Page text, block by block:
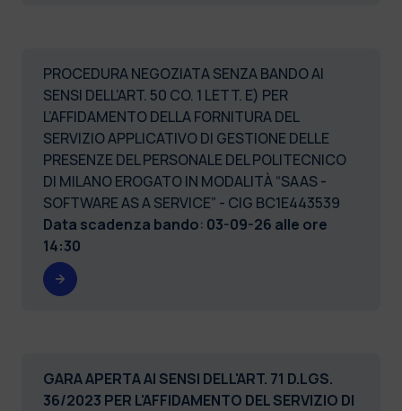
PROCEDURA NEGOZIATA SENZA BANDO AI
SENSI DELL’ART. 50 CO. 1 LETT. E) PER
L’AFFIDAMENTO DELLA FORNITURA DEL
SERVIZIO APPLICATIVO DI GESTIONE DELLE
PRESENZE DEL PERSONALE DEL POLITECNICO
DI MILANO EROGATO IN MODALITÀ “SAAS -
SOFTWARE AS A SERVICE” - CIG BC1E443539
Data scadenza bando: 03-09-26 alle ore
14:30
GARA APERTA AI SENSI DELL'ART. 71 D.LGS.
36/2023 PER L'AFFIDAMENTO DEL SERVIZIO DI